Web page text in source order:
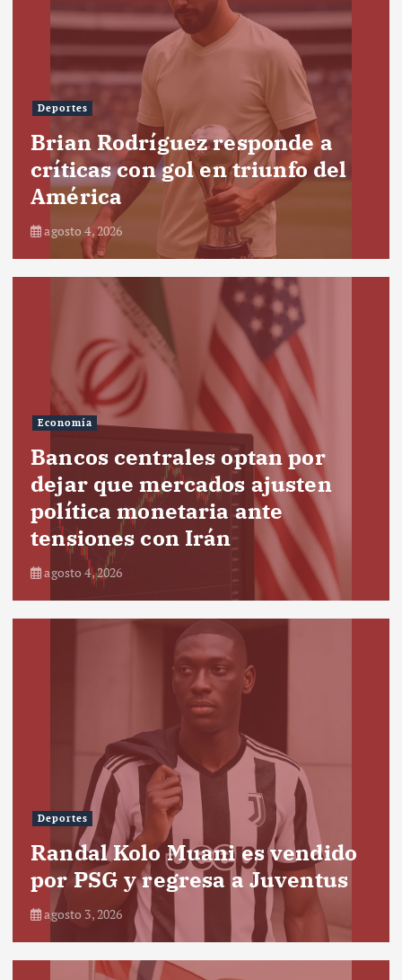
Deportes
Brian Rodríguez responde a
críticas con gol en triunfo del
América
agosto 4, 2026
Economía
Bancos centrales optan por
dejar que mercados ajusten
política monetaria ante
tensiones con Irán
agosto 4, 2026
Deportes
Randal Kolo Muani es vendido
por PSG y regresa a Juventus
agosto 3, 2026